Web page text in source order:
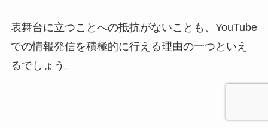
表舞台に立つことへの抵抗がないことも、YouTube
での情報発信を積極的に行える理由の一つといえ
るでしょう。